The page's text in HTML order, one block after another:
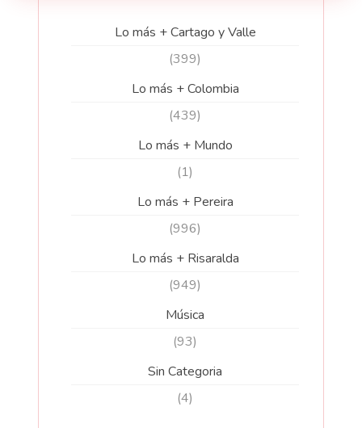
Lo más + Cartago y Valle
(399)
Lo más + Colombia
(439)
Lo más + Mundo
(1)
Lo más + Pereira
(996)
Lo más + Risaralda
(949)
Música
(93)
Sin Categoria
(4)